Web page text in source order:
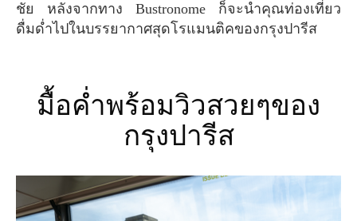
ชัย หลังจากทาง Bustronome ก็จะนำคุณท่องเที่ยว
ดื่มด่ำไปในบรรยากาศสุดโรแมนติคของกรุงปารีส
มื้อค่ำพร้อมวิวสวยๆของ
กรุงปารีส